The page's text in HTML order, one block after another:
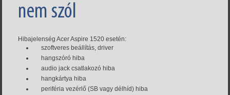
nem szól
Hibajelenség Acer Aspire 1520 esetén:
szoftveres beállítás, driver
hangszóró hiba
audio jack csatlakozó hiba
hangkártya hiba
periféria vezérlő (SB vagy délhíd) hiba